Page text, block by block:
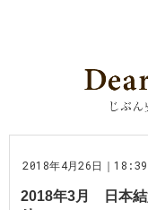
2018年4月26日｜18:39
2018年3月 日本結